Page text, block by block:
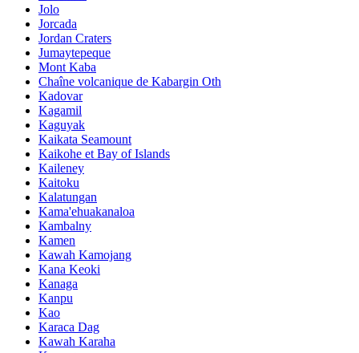
Jolo
Jorcada
Jordan Craters
Jumaytepeque
Mont Kaba
Chaîne volcanique de Kabargin Oth
Kadovar
Kagamil
Kaguyak
Kaikata Seamount
Kaikohe et Bay of Islands
Kaileney
Kaitoku
Kalatungan
Kama'ehuakanaloa
Kambalny
Kamen
Kawah Kamojang
Kana Keoki
Kanaga
Kanpu
Kao
Karaca Dag
Kawah Karaha